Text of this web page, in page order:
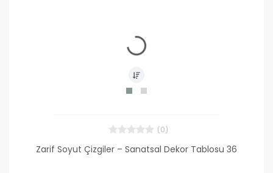
(0)
Zarif Soyut Çizgiler – Sanatsal Dekor Tablosu 36